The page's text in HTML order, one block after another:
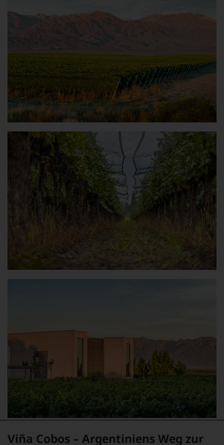
Viña Cobos – Argentiniens Weg zur